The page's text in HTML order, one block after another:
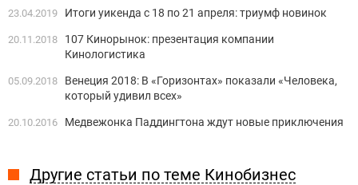
23.04.2019 Итоги уикенда с 18 по 21 апреля: триумф новинок
20.11.2018
107 Кинорынок: презентация компании
Кинологистика
05.09.2018
Венеция 2018: В «Горизонтах» показали «Человека,
который удивил всех»
20.10.2016 Медвежонка Паддингтона ждут новые приключения
Другие статьи по теме Кинобизнес